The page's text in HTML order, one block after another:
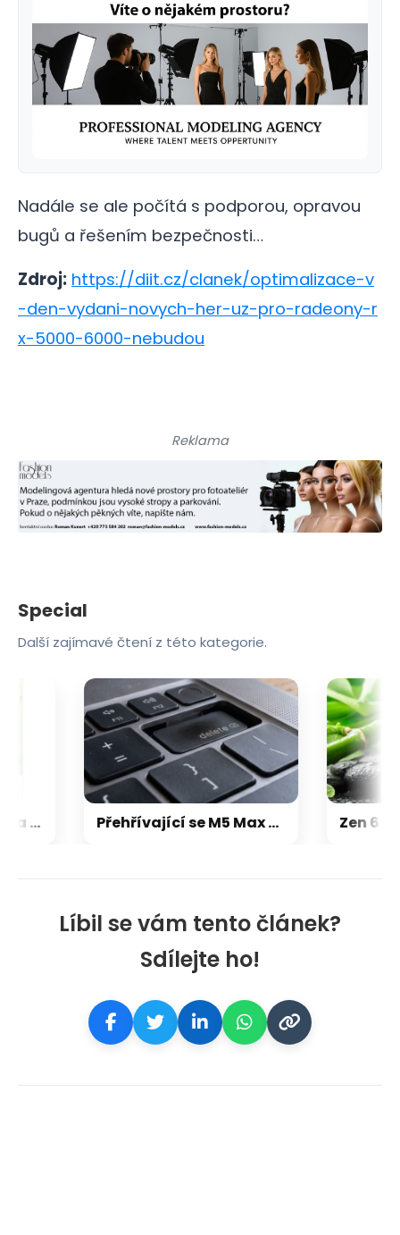
Nadále se ale počítá s podporou, opravou
bugů a řešením bezpečnosti…
Zdroj: https://diit.cz/clanek/optimalizace-v
-den-vydani-novych-her-uz-pro-radeony-r
x-5000-6000-nebudou
Líbil se vám tento článek?
Sdílejte ho!
Reklama
Special
Další zajímavé čtení z této kategorie.
Microsoft chce, aby na Xbox Helix běhaly všechny hry, které kdy vyšly pro Xbox Přehřívající se M5 Max MacBook Pro trápí zaseklé klávesy, cena opravy je $895